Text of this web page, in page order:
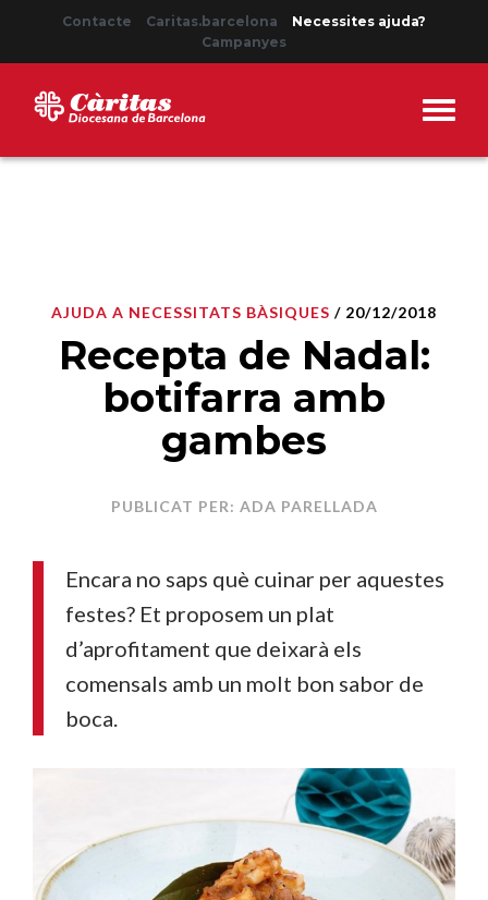
Contacte Caritas.barcelona
Necessites ajuda?
Campanyes
AJUDA A NECESSITATS BÀSIQUES / 20/12/2018
Recepta de Nadal:
botifarra amb
gambes
PUBLICAT PER: ADA PARELLADA
Encara no saps què cuinar per aquestes
festes? Et proposem un plat
d’aprofitament que deixarà els
comensals amb un molt bon sabor de
boca.